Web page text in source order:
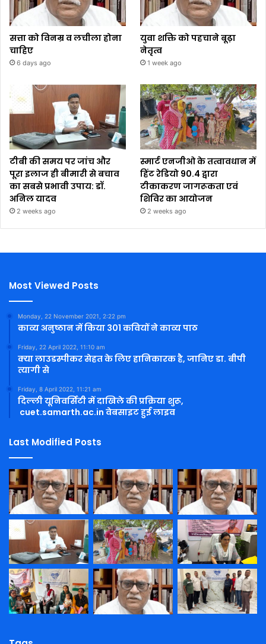
सत्ता को विनम्र व लचीला होना
चाहिए
6 days ago
युवा शक्ति को पहचाने बूढ़ा
नेतृत्व
1 week ago
टीबी की समय पर जांच और
पूरा इलाज ही बीमारी से बचाव
का सबसे प्रभावी उपाय: डॉ.
अनिल यादव
2 weeks ago
स्मार्ट एनजीओ के तत्वावधान में
हिंट रेडियो 90.4 द्वारा
टीकाकरण जागरूकता एवं
शिविर का आयोजन
2 weeks ago
Most Viewed Posts
Monday, 22 November 2021, 2:22 pm
काव्य अनुष्ठान में किया 301 कवियों ने काव्य पाठ
Friday, 22 April 2022, 11:10 am
क्या लाउडस्पीकर सेहत के लिए हानिकारक है, जानिए डा. बीपी
त्यागी से
Friday, 8 April 2022, 11:21 am
दिल्ली यूनिवर्सिटी में दाखिले की प्रक्रिया शुरू,
cuet.samarth.ac.in वेबसाइट हुई लाइव
Last Modified Posts